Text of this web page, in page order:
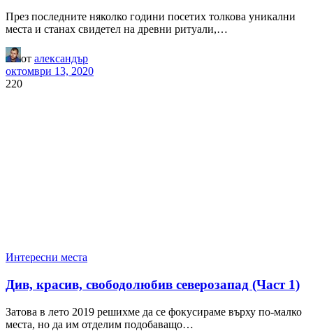
През последните няколко години посетих толкова уникални
места и станах свидетел на древни ритуали,…
от александър
октомври 13, 2020
220
Интересни места
Див, красив, свободолюбив северозапад (Част 1)
Затова в лето 2019 решихме да се фокусираме върху по-малко
места, но да им отделим подобаващо…